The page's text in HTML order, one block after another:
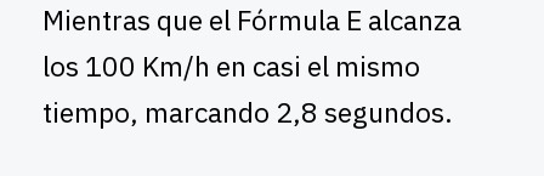
Mientras que el Fórmula E alcanza
los 100 Km/h en casi el mismo
tiempo, marcando 2,8 segundos.